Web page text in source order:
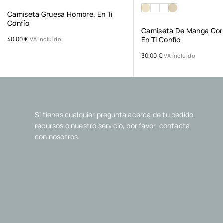
Camiseta Gruesa Hombre. En Ti
Confío
40,00€IVA incluido
Camiseta De Manga
En Ti Confío
30,00€IVA incluido
Si tienes cualquier pregunta acerca de tu pedido,
recursos o nuestro servicio, por favor, contacta
con nosotros.